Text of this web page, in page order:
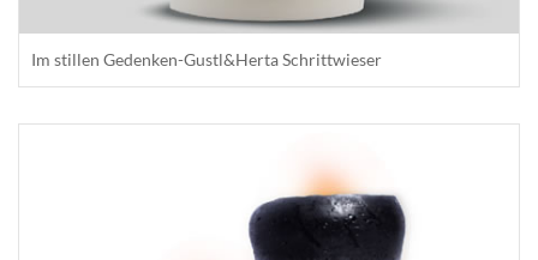
Im stillen Gedenken-Gustl&Herta Schrittwieser